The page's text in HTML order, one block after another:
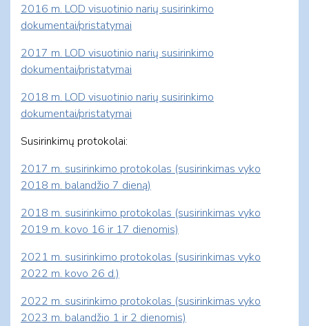
2016 m. LOD visuotinio narių susirinkimo
dokumentai/pristatymai
2017 m. LOD visuotinio narių susirinkimo
dokumentai/pristatymai
2018 m. LOD visuotinio narių susirinkimo
dokumentai/pristatymai
Susirinkimų protokolai:
2017 m. susirinkimo protokolas (susirinkimas vyko
2018 m. balandžio 7 dieną)
2018 m. susirinkimo protokolas (susirinkimas vyko
2019 m. kovo 16 ir 17 dienomis)
2021 m. susirinkimo protokolas (susirinkimas vyko
2022 m. kovo 26 d.)
2022 m. susirinkimo protokolas (susirinkimas vyko
2023 m. balandžio 1 ir 2 dienomis)